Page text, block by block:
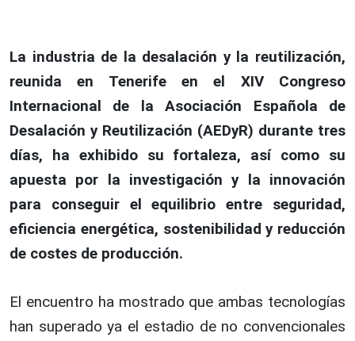
La industria de la desalación y la reutilización,
reunida en Tenerife en el XIV Congreso
Internacional de la Asociación Española de
Desalación y Reutilización (AEDyR) durante tres
días, ha exhibido su fortaleza, así como su
apuesta por la investigación y la innovación
para conseguir el equilibrio entre seguridad,
eficiencia energética, sostenibilidad y reducción
de costes de producción.
El encuentro ha mostrado que ambas tecnologías
han superado ya el estadio de no convencionales